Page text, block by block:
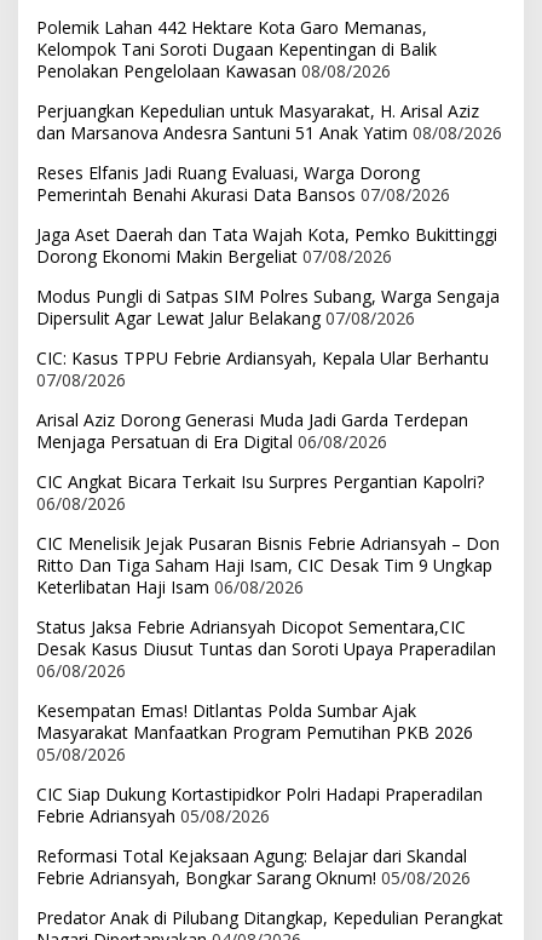
Polemik Lahan 442 Hektare Kota Garo Memanas,
Kelompok Tani Soroti Dugaan Kepentingan di Balik
Penolakan Pengelolaan Kawasan 08/08/2026
Perjuangkan Kepedulian untuk Masyarakat, H. Arisal Aziz
dan Marsanova Andesra Santuni 51 Anak Yatim 08/08/2026
Reses Elfanis Jadi Ruang Evaluasi, Warga Dorong
Pemerintah Benahi Akurasi Data Bansos 07/08/2026
Jaga Aset Daerah dan Tata Wajah Kota, Pemko Bukittinggi
Dorong Ekonomi Makin Bergeliat 07/08/2026
Modus Pungli di Satpas SIM Polres Subang, Warga Sengaja
Dipersulit Agar Lewat Jalur Belakang 07/08/2026
CIC: Kasus TPPU Febrie Ardiansyah, Kepala Ular Berhantu
07/08/2026
Arisal Aziz Dorong Generasi Muda Jadi Garda Terdepan
Menjaga Persatuan di Era Digital 06/08/2026
CIC Angkat Bicara Terkait Isu Surpres Pergantian Kapolri?
06/08/2026
CIC Menelisik Jejak Pusaran Bisnis Febrie Adriansyah – Don
Ritto Dan Tiga Saham Haji Isam, CIC Desak Tim 9 Ungkap
Keterlibatan Haji Isam 06/08/2026
Status Jaksa Febrie Adriansyah Dicopot Sementara,CIC
Desak Kasus Diusut Tuntas dan Soroti Upaya Praperadilan
06/08/2026
Kesempatan Emas! Ditlantas Polda Sumbar Ajak
Masyarakat Manfaatkan Program Pemutihan PKB 2026
05/08/2026
CIC Siap Dukung Kortastipidkor Polri Hadapi Praperadilan
Febrie Adriansyah 05/08/2026
Reformasi Total Kejaksaan Agung: Belajar dari Skandal
Febrie Adriansyah, Bongkar Sarang Oknum! 05/08/2026
Predator Anak di Pilubang Ditangkap, Kepedulian Perangkat